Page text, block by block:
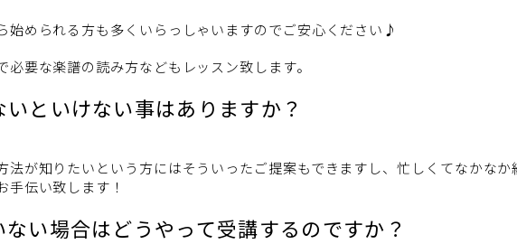
始められる方も多くいらっしゃいますのでご安心ください♪
必要な楽譜の読み方などもレッスン致します。
といけない事はありますか？
法が知りたいという方にはそういったご提案もできますし、忙しくてなかな
手伝い致します！
い場合はどうやって受講するのですか？